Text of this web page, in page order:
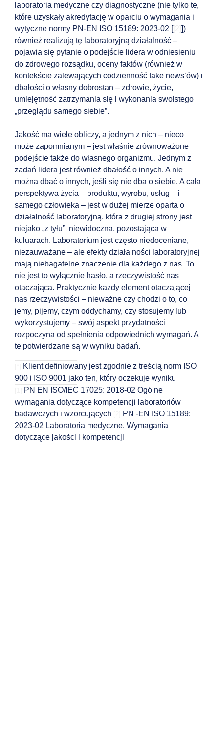
laboratoria medyczne czy diagnostyczne (nie tylko te,
które uzyskały akredytację w oparciu o wymagania i
wytyczne normy PN-EN ISO 15189: 2023-02 [[2] ])
również realizują tę laboratoryjną działalność –
pojawia się pytanie o podejście lidera w odniesieniu
do zdrowego rozsądku, oceny faktów (również w
kontekście zalewających codzienność fake news’ów) i
dbałości o własny dobrostan – zdrowie, życie,
umiejętność zatrzymania się i wykonania swoistego
„przeglądu samego siebie”.
Jakość ma wiele obliczy, a jednym z nich – nieco
może zapomnianym – jest właśnie zrównoważone
podejście także do własnego organizmu. Jednym z
zadań lidera jest również dbałość o innych. A nie
można dbać o innych, jeśli się nie dba o siebie. A cała
perspektywa życia – produktu, wyrobu, usług – i
samego człowieka – jest w dużej mierze oparta o
działalność laboratoryjną, która z drugiej strony jest
niejako „z tyłu”, niewidoczna, pozostająca w
kuluarach. Laboratorium jest często niedoceniane,
niezauważane – ale efekty działalności laboratoryjnej
mają niebagatelne znaczenie dla każdego z nas. To
nie jest to wyłącznie hasło, a rzeczywistość nas
otaczająca. Praktycznie każdy element otaczającej
nas rzeczywistości – nieważne czy chodzi o to, co
jemy, pijemy, czym oddychamy, czy stosujemy lub
wykorzystujemy – swój aspekt przydatności
rozpoczyna od spełnienia odpowiednich wymagań. A
te potwierdzane są w wyniku badań.
Klient definiowany jest zgodnie z treścią norm ISO
900 i ISO 9001 jako ten, który oczekuje wyniku
PN EN ISO/IEC 17025: 2018-02 Ogólne
wymagania dotyczące kompetencji laboratoriów
badawczych i wzorcujących
PN -EN ISO 15189:
2023-02 Laboratoria medyczne. Wymagania
dotyczące jakości i kompetencji